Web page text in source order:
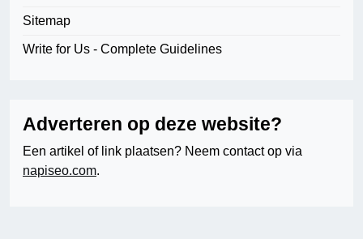
Sitemap
Write for Us - Complete Guidelines
Adverteren op deze website?
Een artikel of link plaatsen? Neem contact op via
napiseo.com.